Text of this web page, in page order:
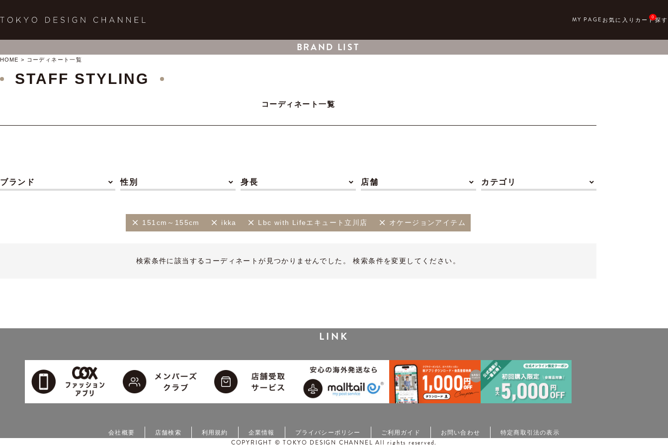
0
BRAND LIST
HOME コーディネート一覧
STAFF STYLING
コーディネート一覧
ブランド 性別 身長 店舗 カテゴリ
151cm～155cm ikka Lbc with Lifeエキュート立川店 オケージョンアイテム
検索条件に該当するコーディネートが見つかりませんでした。 検索条件を変更してください。
LINK
会社概要 店舗検索 利用規約 企業情報 プライバシーポリシー ご利用ガイド お問い合わせ 特定商取引法の表示
COPYRIGHT © TOKYO DESIGN CHANNEL All rights reserved.